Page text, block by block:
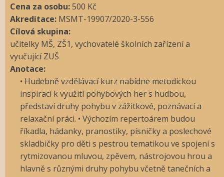
Cena za osobu:500 Kč
Akreditace: MSMT-19907/2020-3-556
Cílová skupina:
učitelky MŠ, ZŠ1, vychovatelé školních zařízení a
vyučující ZUŠ
Anotace:
• Hudebně vzdělávací kurz nabídne metodickou
inspiraci k využití pohybových her s hudbou,
představí druhy pohybu v zážitkové, poznávací a
relaxační práci. • Výchozím repertoárem budou
říkadla, hádanky, pranostiky, písničky a poslechové
skladbičky pro děti s pestrou tematikou ve spojení s
rytmizovanou mluvou, zpěvem, nástrojovou hrou a
hlavně s různými druhy pohybu včetně tanečních a